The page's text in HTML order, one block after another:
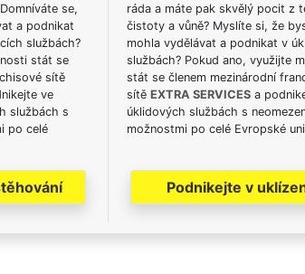
se,
a podnikat
službách?
stát se
sítě
ve
službách s
po celé
ráda a máte pak skvělý pocit z
čistoty a vůně? Myslíte si, že
mohla vydělávat a podnikat v
službách? Pokud ano, využijte
stát se členem mezinárodní
sítě EXTRA SERVICESa
úklidových službách s
možnostmi po celé Evropské
Podnikejte v